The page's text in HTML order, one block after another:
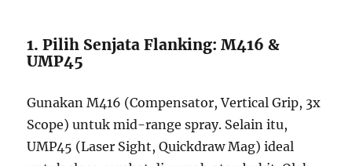
1. Pilih Senjata Flanking: M416 &
UMP45
Gunakan M416 (Compensator, Vertical Grip, 3x
Scope) untuk mid-range spray. Selain itu,
UMP45 (Laser Sight, Quickdraw Mag) ideal